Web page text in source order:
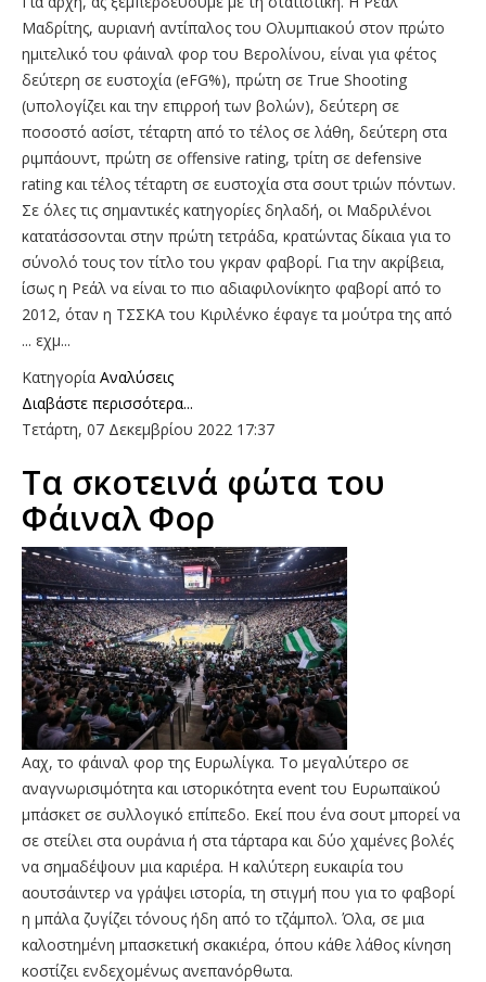
Μαδρίτης, αυριανή αντίπαλος του Ολυμπιακού στον πρώτο
ημιτελικό του φάιναλ φορ του Βερολίνου, είναι για φέτος
δεύτερη σε ευστοχία (eFG%), πρώτη σε True Shooting
(υπολογίζει και την επιρροή των βολών), δεύτερη σε
ποσοστό ασίστ, τέταρτη από το τέλος σε λάθη, δεύτερη στα
ριμπάουντ, πρώτη σε offensive rating, τρίτη σε defensive
rating και τέλος τέταρτη σε ευστοχία στα σουτ τριών πόντων.
Σε όλες τις σημαντικές κατηγορίες δηλαδή, οι Μαδριλένοι
κατατάσσονται στην πρώτη τετράδα, κρατώντας δίκαια για το
σύνολό τους τον τίτλο του γκραν φαβορί. Για την ακρίβεια,
ίσως η Ρεάλ να είναι το πιο αδιαφιλονίκητο φαβορί από το
2012, όταν η ΤΣΣΚΑ του Κιριλένκο έφαγε τα μούτρα της από
... εχμ...
Κατηγορία Αναλύσεις
Διαβάστε περισσότερα...
Τετάρτη, 07 Δεκεμβρίου 2022 17:37
Τα σκοτεινά φώτα του
Φάιναλ Φορ
Ααχ, το φάιναλ φορ της Ευρωλίγκα. Το μεγαλύτερο σε
αναγνωρισιμότητα και ιστορικότητα event του Ευρωπαϊκού
μπάσκετ σε συλλογικό επίπεδο. Εκεί που ένα σουτ μπορεί να
σε στείλει στα ουράνια ή στα τάρταρα και δύο χαμένες βολές
να σημαδέψουν μια καριέρα. Η καλύτερη ευκαιρία του
αουτσάιντερ να γράψει ιστορία, τη στιγμή που για το φαβορί
η μπάλα ζυγίζει τόνους ήδη από το τζάμπολ. Όλα, σε μια
καλοστημένη μπασκετική σκακιέρα, όπου κάθε λάθος κίνηση
κοστίζει ενδεχομένως ανεπανόρθωτα.